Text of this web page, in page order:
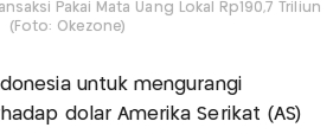
Pakai Mata Uang Lokal Rp190,7 Triliun
(Foto: Okezone)
untuk mengurangi
dolar Amerika Serikat (AS)